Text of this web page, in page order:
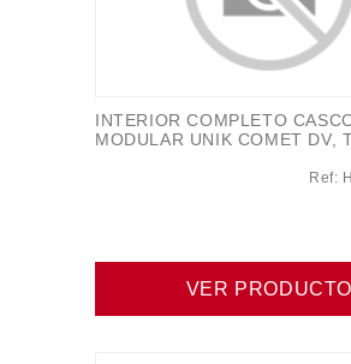
INTERIOR COMPLETO
MODULAR UNIK COMET DV,
Ref:
VER PRODUCTO